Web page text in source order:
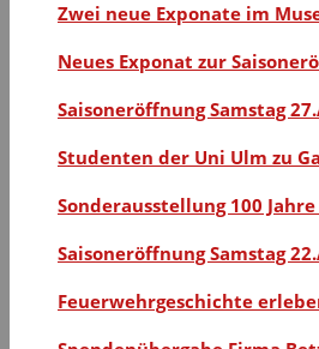
Zwei neue Exponate im
Neues Exponat zur
Saisoneröffnung Samstag
Studenten der Uni Ulm zu
Sonderausstellung 100
Saisoneröffnung Samstag
Feuerwehrgeschichte